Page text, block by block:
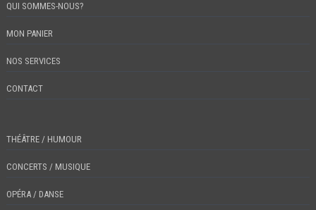
QUI SOMMES-NOUS?
MON PANIER
NOS SERVICES
CONTACT
THÉÂTRE / HUMOUR
CONCERTS / MUSIQUE
OPÉRA / DANSE